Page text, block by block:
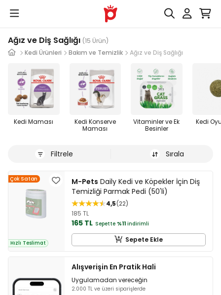
Ağız ve Diş Sağlığı (15 Ürün)
Kedi Ürünleri
Bakım ve Temizlik Ağız ve Diş Sağlığı
Kedi Maması
Kedi Konserve
Maması
Vitaminler ve Ek
Besinler
Kedi
Filtrele Sırala
Çok Satan
Hızlı Teslimat
M-Pets Daily Kedi ve Köpekler İçin Diş
Temizliği Parmak Pedi (50'li)
4,5 22
185 TL
165 TL Sepette %11 indirimli
Sepete Ekle
Alışverişin En Pratik Hali
Uygulamadan vereceğin
2.000 TL ve üzeri siparişlerde